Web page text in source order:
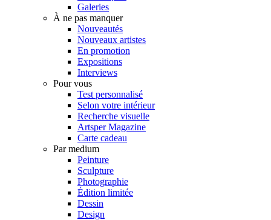
Galeries
À ne pas manquer
Nouveautés
Nouveaux artistes
En promotion
Expositions
Interviews
Pour vous
Test personnalisé
Selon votre intérieur
Recherche visuelle
Artsper Magazine
Carte cadeau
Par medium
Peinture
Sculpture
Photographie
Édition limitée
Dessin
Design